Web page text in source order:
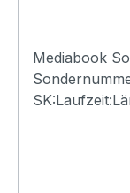
Mediabook